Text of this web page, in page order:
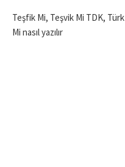
Teşfik Mi, Teşvik Mi TDK,
Mi nasıl yazılır